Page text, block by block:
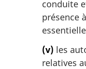
conduite
présence
(v) les
relatives